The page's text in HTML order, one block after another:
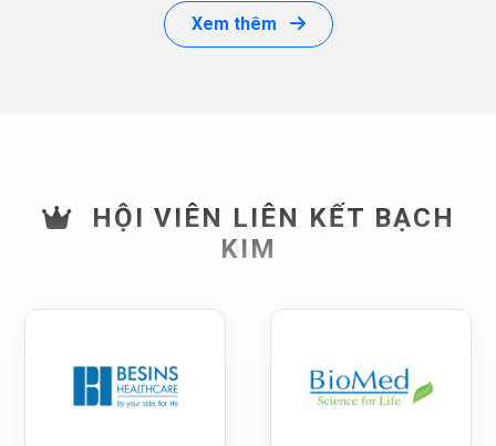
Xem thêm
HỘI VIÊN LIÊN KẾT BẠCH
KIM